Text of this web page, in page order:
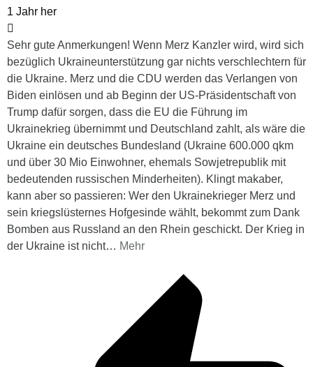
1 Jahr her
Sehr gute Anmerkungen! Wenn Merz Kanzler wird, wird sich
bezüglich Ukraineunterstützung gar nichts verschlechtern für
die Ukraine. Merz und die CDU werden das Verlangen von
Biden einlösen und ab Beginn der US-Präsidentschaft von
Trump dafür sorgen, dass die EU die Führung im
Ukrainekrieg übernimmt und Deutschland zahlt, als wäre die
Ukraine ein deutsches Bundesland (Ukraine 600.000 qkm
und über 30 Mio Einwohner, ehemals Sowjetrepublik mit
bedeutenden russischen Minderheiten). Klingt makaber,
kann aber so passieren: Wer den Ukrainekrieger Merz und
sein kriegslüsternes Hofgesinde wählt, bekommt zum Dank
Bomben aus Russland an den Rhein geschickt. Der Krieg in
der Ukraine ist nicht… Mehr